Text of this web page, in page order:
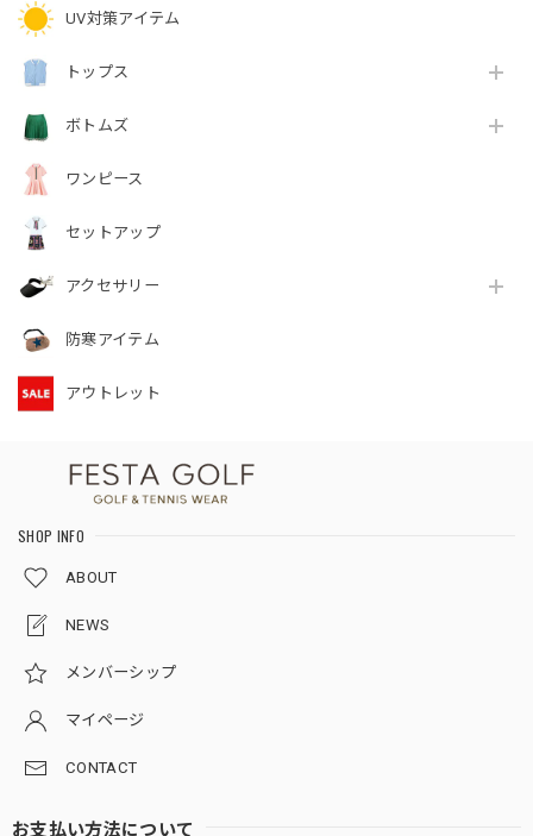
UV対策アイテム
トップス
ボトムズ
ワンピース
セットアップ
アクセサリー
防寒アイテム
アウトレット
SHOP INFO
ABOUT
NEWS
メンバーシップ
マイページ
CONTACT
お支払い方法について